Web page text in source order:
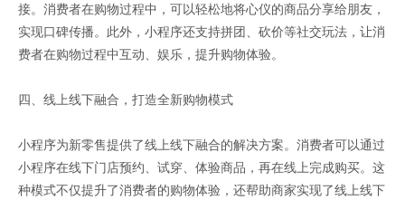
接。消费者在购物过程中，可以轻松地将心仪的商品分享给朋友，
实现口碑传播。此外，小程序还支持拼团、砍价等社交玩法，让消
费者在购物过程中互动、娱乐，提升购物体验。
四、线上线下融合，打造全新购物模式
小程序为新零售提供了线上线下融合的解决方案。消费者可以通过
小程序在线下门店预约、试穿、体验商品，再在线上完成购买。这
种模式不仅提升了消费者的购物体验，还帮助商家实现了线上线下